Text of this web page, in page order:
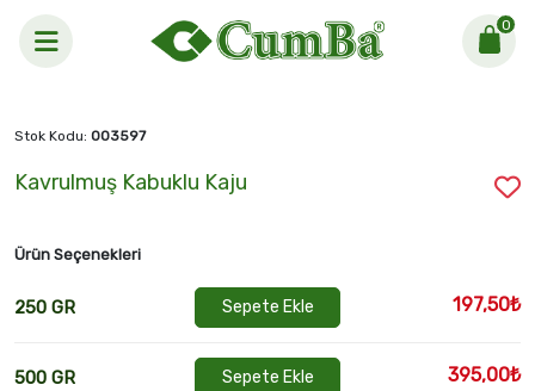
0
Kavrulmuş Kabuklu Kaju
Stok Kodu: 003597
Kavrulmuş Kabuklu Kaju
Ürün Seçenekleri
250 GR Sepete Ekle 197,50₺
500 GR Sepete Ekle 395,00₺